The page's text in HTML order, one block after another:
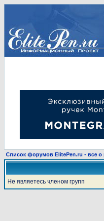
Список форумов ElitePen.ru - все о
Не являетесь членом групп